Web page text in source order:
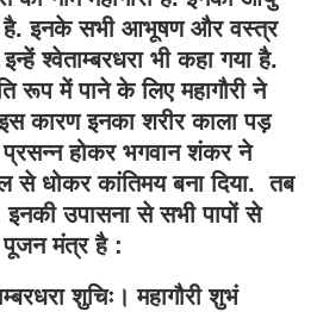
है. इनके सभी आभूषण और वस्त्र
श्वेताम्बरधरा भी कहा गया है.
रूप में पाने के लिए महागौरी ने
कारण इनका शरीर काला पड़
होकर भगवान शंकर ने
से धोकर कांतिमय बना दिया. तब
इनकी उपासना से सभी पापों से
पूजन मंत्र है :
शुचिः। महागौरी शुभं